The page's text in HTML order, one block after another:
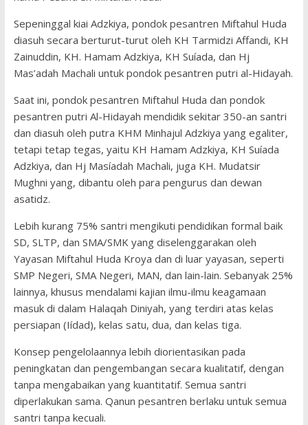
Sepeninggal kiai Adzkiya, pondok pesantren Miftahul Huda
diasuh secara berturut-turut oleh KH Tarmidzi Affandi, KH
Zainuddin, KH. Hamam Adzkiya, KH Suíada, dan Hj
Mas’adah Machali untuk pondok pesantren putri al-Hidayah.
Saat ini, pondok pesantren Miftahul Huda dan pondok
pesantren putri Al-Hidayah mendidik sekitar 350-an santri
dan diasuh oleh putra KHM Minhajul Adzkiya yang egaliter,
tetapi tetap tegas, yaitu KH Hamam Adzkiya, KH Suíada
Adzkiya, dan Hj Masíadah Machali, juga KH. Mudatsir
Mughni yang, dibantu oleh para pengurus dan dewan
asatidz.
Lebih kurang 75% santri mengikuti pendidikan formal baik
SD, SLTP, dan SMA/SMK yang diselenggarakan oleh
Yayasan Miftahul Huda Kroya dan di luar yayasan, seperti
SMP Negeri, SMA Negeri, MAN, dan lain-lain. Sebanyak 25%
lainnya, khusus mendalami kajian ilmu-ilmu keagamaan
masuk di dalam Halaqah Diniyah, yang terdiri atas kelas
persiapan (Iídad), kelas satu, dua, dan kelas tiga.
Konsep pengelolaannya lebih diorientasikan pada
peningkatan dan pengembangan secara kualitatif, dengan
tanpa mengabaikan yang kuantitatif. Semua santri
diperlakukan sama. Qanun pesantren berlaku untuk semua
santri tanpa kecuali.